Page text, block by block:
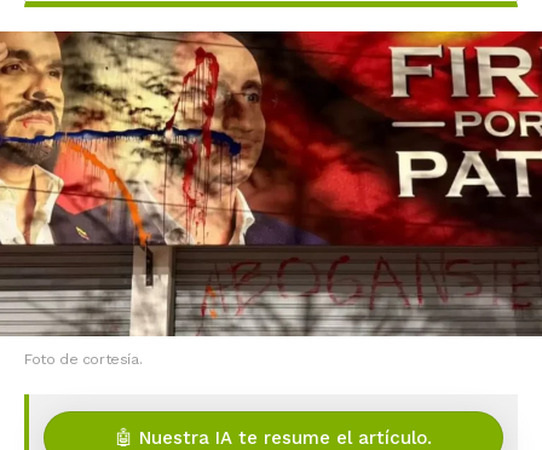
Foto de cortesía.
🤖 Nuestra IA te resume el artículo.